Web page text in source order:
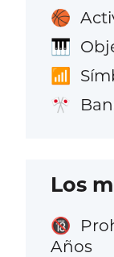
🏀
🎹
📶
🎌
Los
🔞
Años